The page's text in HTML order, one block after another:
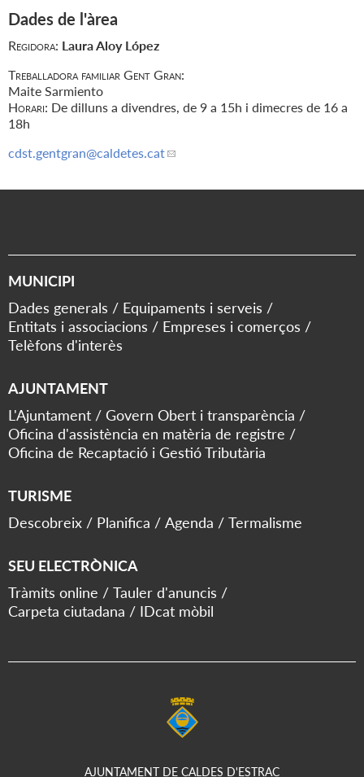
Dades de l'àrea
Regidora: Laura Aloy López
Treballadora familiar Gent Gran:
Maite Sarmiento
Horari: De dilluns a divendres, de 9 a 15h i dimecres de 16 a
18h
cdst.gentgran@caldetes.cat
MUNICIPI
Dades generals
Equipaments i serveis
Entitats i associacions
Empreses i comerços
Telèfons d'interès
AJUNTAMENT
L'Ajuntament
Govern Obert i transparència
Oficina d'assistència en matèria de registre
Oficina de Recaptació i Gestió Tributària
TURISME
Descobreix
Planifica Agenda Termalisme
SEU ELECTRÒNICA
Tràmits online
Tauler d'anuncis
Carpeta ciutadana
IDcat mòbil
AJUNTAMENT DE CALDES D'ESTRAC